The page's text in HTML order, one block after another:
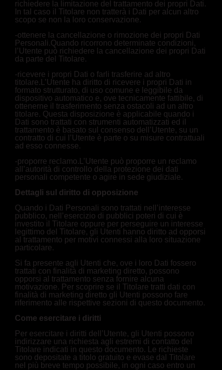
richiedere la limitazione del trattamento dei propri Dati.
In tal caso il Titolare non tratterà i Dati per alcun altro
scopo se non la loro conservazione.
-ottenere la cancellazione o rimozione dei propri Dati
Personali.Quando ricorrono determinate condizioni,
l’Utente può richiedere la cancellazione dei propri Dati
da parte del Titolare.
-ricevere i propri Dati o farli trasferire ad altro
titolare.L’Utente ha diritto di ricevere i propri Dati in
formato strutturato, di uso comune e leggibile da
dispositivo automatico e, ove tecnicamente fattibile, di
ottenerne il trasferimento senza ostacoli ad un altro
titolare. Questa disposizione è applicabile quando i
Dati sono trattati con strumenti automatizzati ed il
trattamento è basato sul consenso dell’Utente, su un
contratto di cui l’Utente è parte o su misure contrattuali
ad esso connesse.
-proporre reclamo.L’Utente può proporre un reclamo
all’autorità di controllo della protezione dei dati
personali competente o agire in sede giudiziale.
Dettagli sul diritto di opposizione
Quando i Dati Personali sono trattati nell’interesse
pubblico, nell’esercizio di pubblici poteri di cui è
investito il Titolare oppure per perseguire un interesse
legittimo del Titolare, gli Utenti hanno diritto ad opporsi
al trattamento per motivi connessi alla loro situazione
particolare.
Si fa presente agli Utenti che, ove i loro Dati fossero
trattati con finalità di marketing diretto, possono
opporsi al trattamento senza fornire alcuna
motivazione. Per scoprire se il Titolare tratti dati con
finalità di marketing diretto gli Utenti possono fare
riferimento alle rispettive sezioni di questo documento.
Come esercitare i diritti
Per esercitare i diritti dell’Utente, gli Utenti possono
indirizzare una richiesta agli estremi di contatto del
Titolare indicati in questo documento. Le richieste
sono depositate a titolo gratuito e evase dal Titolare
nel più breve tempo possibile, in ogni caso entro un